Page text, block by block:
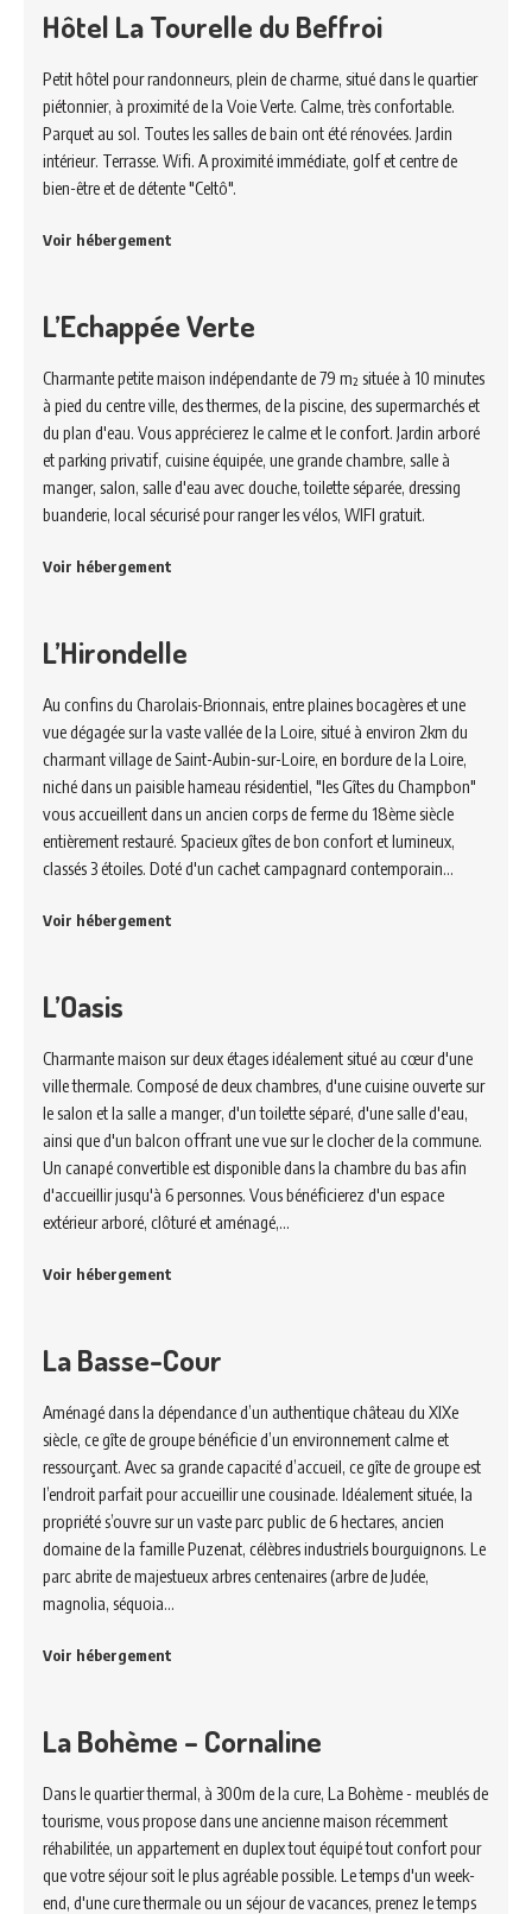
Hôtel La Tourelle du Beffroi
Petit hôtel pour randonneurs, plein de charme, situé dans le quartier
piétonnier, à proximité de la Voie Verte. Calme, très confortable.
Parquet au sol. Toutes les salles de bain ont été rénovées. Jardin
intérieur. Terrasse. Wifi. A proximité immédiate, golf et centre de
bien-être et de détente "Celtô".
Voir hébergement
L’Echappée Verte
Charmante petite maison indépendante de 79 m² située à 10 minutes
à pied du centre ville, des thermes, de la piscine, des supermarchés et
du plan d'eau. Vous apprécierez le calme et le confort. Jardin arboré
et parking privatif, cuisine équipée, une grande chambre, salle à
manger, salon, salle d'eau avec douche, toilette séparée, dressing
buanderie, local sécurisé pour ranger les vélos, WIFI gratuit.
Voir hébergement
L’Hirondelle
Au confins du Charolais-Brionnais, entre plaines bocagères et une
vue dégagée sur la vaste vallée de la Loire, situé à environ 2km du
charmant village de Saint-Aubin-sur-Loire, en bordure de la Loire,
niché dans un paisible hameau résidentiel, "les Gîtes du Champbon"
vous accueillent dans un ancien corps de ferme du 18ème siècle
entièrement restauré. Spacieux gîtes de bon confort et lumineux,
classés 3 étoiles. Doté d'un cachet campagnard contemporain…
Voir hébergement
L’Oasis
Charmante maison sur deux étages idéalement situé au cœur d'une
ville thermale. Composé de deux chambres, d'une cuisine ouverte sur
le salon et la salle a manger, d'un toilette séparé, d'une salle d'eau,
ainsi que d'un balcon offrant une vue sur le clocher de la commune.
Un canapé convertible est disponible dans la chambre du bas afin
d'accueillir jusqu'à 6 personnes. Vous bénéficierez d'un espace
extérieur arboré, clôturé et aménagé,…
Voir hébergement
La Basse-Cour
Aménagé dans la dépendance d’un authentique château du XIXe
siècle, ce gîte de groupe bénéficie d’un environnement calme et
ressourçant. Avec sa grande capacité d’accueil, ce gîte de groupe est
l’endroit parfait pour accueillir une cousinade. Idéalement située, la
propriété s’ouvre sur un vaste parc public de 6 hectares, ancien
domaine de la famille Puzenat, célèbres industriels bourguignons. Le
parc abrite de majestueux arbres centenaires (arbre de Judée,
magnolia, séquoia…
Voir hébergement
La Bohème – Cornaline
Dans le quartier thermal, à 300m de la cure, La Bohème - meublés de
tourisme, vous propose dans une ancienne maison récemment
réhabilitée, un appartement en duplex tout équipé tout confort pour
que votre séjour soit le plus agréable possible. Le temps d'un week-
end, d'une cure thermale ou un séjour de vacances, prenez le temps